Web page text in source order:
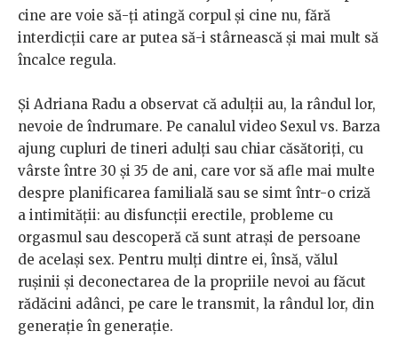
cine are voie să-ți atingă corpul și cine nu, fără
interdicții care ar putea să-i stârnească și mai mult să
încalce regula.
Și Adriana Radu a observat că adulții au, la rândul lor,
nevoie de îndrumare. Pe canalul video Sexul vs. Barza
ajung cupluri de tineri adulți sau chiar căsătoriți, cu
vârste între 30 și 35 de ani, care vor să afle mai multe
despre planificarea familială sau se simt într-o criză
a intimității: au disfuncții erectile, probleme cu
orgasmul sau descoperă că sunt atrași de persoane
de același sex. Pentru mulți dintre ei, însă, vălul
rușinii și deconectarea de la propriile nevoi au făcut
rădăcini adânci, pe care le transmit, la rândul lor, din
generație în generație.